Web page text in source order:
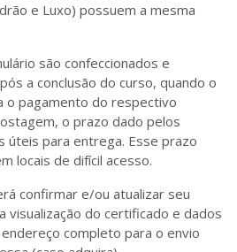
e Luxo) possuem a mesma
são confeccionados e
a conclusão do curso, quando o
o pagamento do respectivo
o prazo dado pelos
úteis para entrega. Esse prazo
locais de difícil acesso.
confirmar e/ou atualizar seu
visualização do certificado e dados
completo para o envio